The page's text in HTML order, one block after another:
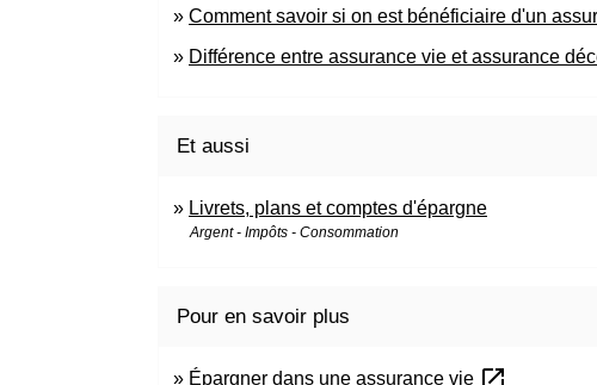
Comment savoir si on est bénéficiaire d'un
Différence entre assurance vie et assurance
Et aussi
Livrets, plans et comptes d'épargne
Argent - Impôts - Consommation
Pour en savoir plus
Épargner dans une assurance vie